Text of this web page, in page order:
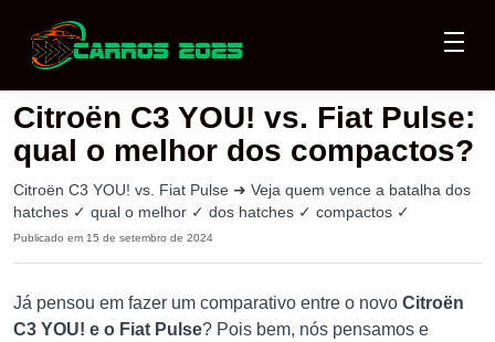
Citroën C3 YOU! vs. Fiat Pulse:
qual o melhor dos compactos?
Citroën C3 YOU! vs. Fiat Pulse ➜ Veja quem vence a batalha dos
hatches ✓ qual o melhor ✓ dos hatches ✓ compactos ✓
Publicado em 15 de setembro de 2024
Já pensou em fazer um comparativo entre o novo Citroën
C3 YOU! e o Fiat Pulse? Pois bem, nós pensamos e